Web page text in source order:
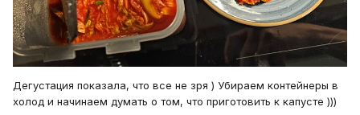
Дегустация показала, что все не зря ) Убираем контейнеры в
холод и начинаем думать о том, что приготовить к капусте )))